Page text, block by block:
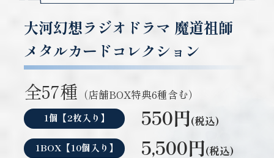
大河幻想ラジオドラマ 魔道祖師
メタルカードコレクション
全57種 （店舗BOX特典6種含む）
1個【2枚入り】 550円(税込)
1BOX【10個入り】 5,500円(税込)